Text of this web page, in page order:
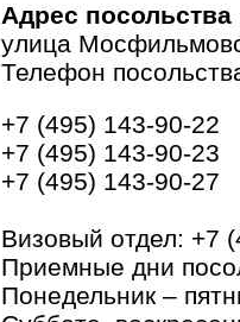
Адрес
улица
Телефон
+7 (495) 143-90-22
+7 (495) 143-90-23
+7 (495) 143-90-27
Визовый отдел: +7
Приемные дни
Понедельник –